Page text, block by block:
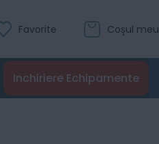
Coșul meu
Favorite
Inchiriere Echipamente